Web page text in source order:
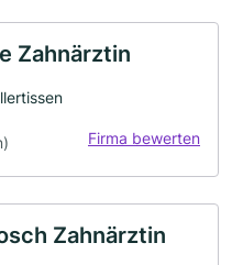
Zahnärztin
Firma bewerten
Zahnärztin